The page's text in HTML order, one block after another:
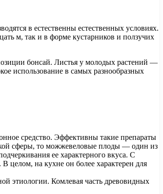
в естественны естественных условиях.
м, так и в форме кустарников и ползучих
бонсай. Листья у молодых растений —
использование в самых разнообразных
средство. Эффективны такие препараты
сферы, то можжевеловые плоды — один из
ее характерного вкуса. С
целом, на кухне он более характерен для
этиологии. Комлевая часть древовидных